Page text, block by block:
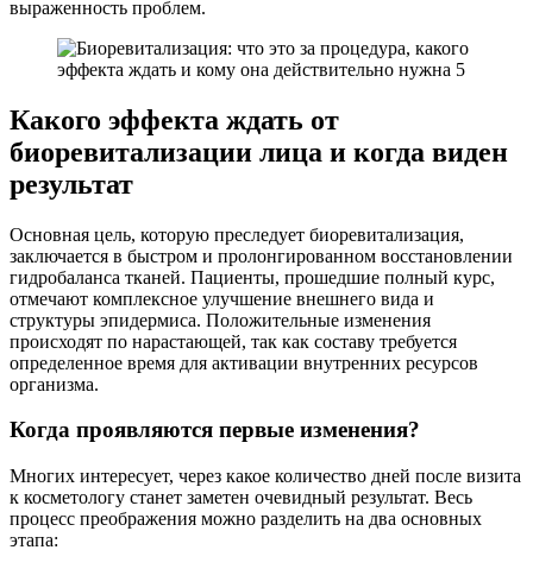
выраженность проблем.
Какого эффекта ждать от
биоревитализации лица и когда виден
результат
Основная цель, которую преследует биоревитализация,
заключается в быстром и пролонгированном восстановлении
гидробаланса тканей. Пациенты, прошедшие полный курс,
отмечают комплексное улучшение внешнего вида и
структуры эпидермиса. Положительные изменения
происходят по нарастающей, так как составу требуется
определенное время для активации внутренних ресурсов
организма.
Когда проявляются первые изменения?
Многих интересует, через какое количество дней после визита
к косметологу станет заметен очевидный результат. Весь
процесс преображения можно разделить на два основных
этапа: